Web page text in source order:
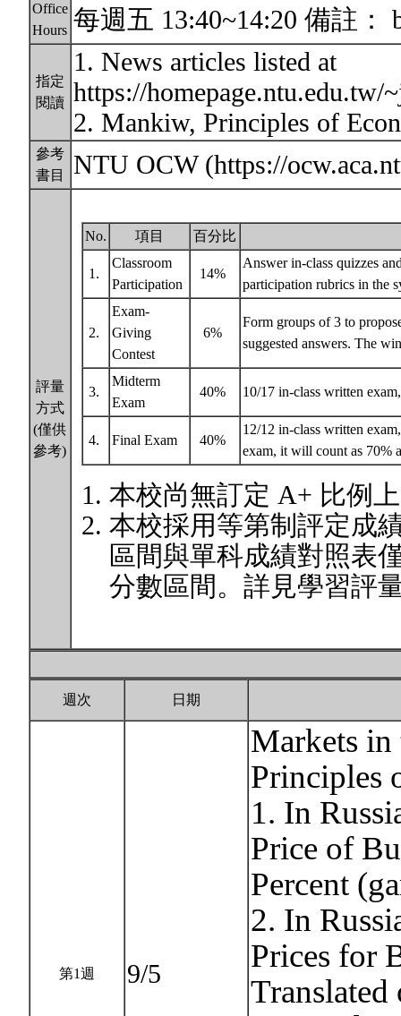
Office
Hours 每週五 13:40~14:20 備註：
指定
閱讀
1. News articles listed at
https://homepage.ntu.edu.tw/
2. Mankiw, Principles of
參考
書目
NTU OCW (https://
評量
方式
(僅供
參考)
No. 項目 百分比
1.
Classroom
Participation
14%
Answer in-class quizzes
participation rubrics in the
2.
Exam-
Giving
Contest
6%
Form groups of 3 to
suggested answers. The
3.
Midterm
Exam
40% 10/17 in-class written
4. Final Exam 40%
12/12 in-class written
exam, it will count as 70%
本校尚無訂定 A+ 比例
本校採用等第制評定成
區間與單科成績對照表
分數區間。詳見學習評
週次 日期
第1週 9/5
Markets
Principles
1. In
Price of
Percent
2. In
Prices for